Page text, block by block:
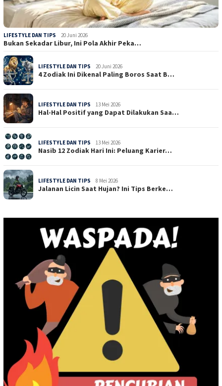
LIFESTYLE DAN TIPS 20 Juni 2026
Bukan Sekadar Libur, Ini Pola Akhir Peka…
LIFESTYLE DAN TIPS 20 Juni 2026
4 Zodiak Ini Dikenal Paling Boros Saat B…
LIFESTYLE DAN TIPS 13 Mei 2026
Hal-Hal Positif yang Dapat Dilakukan Saa…
LIFESTYLE DAN TIPS 13 Mei 2026
Nasib 12 Zodiak Hari Ini: Peluang Karier…
LIFESTYLE DAN TIPS 8 Mei 2026
Jalanan Licin Saat Hujan? Ini Tips Berke…